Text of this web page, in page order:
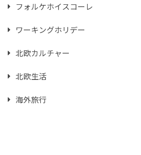
フォルケホイスコーレ
ワーキングホリデー
北欧カルチャー
北欧生活
海外旅行